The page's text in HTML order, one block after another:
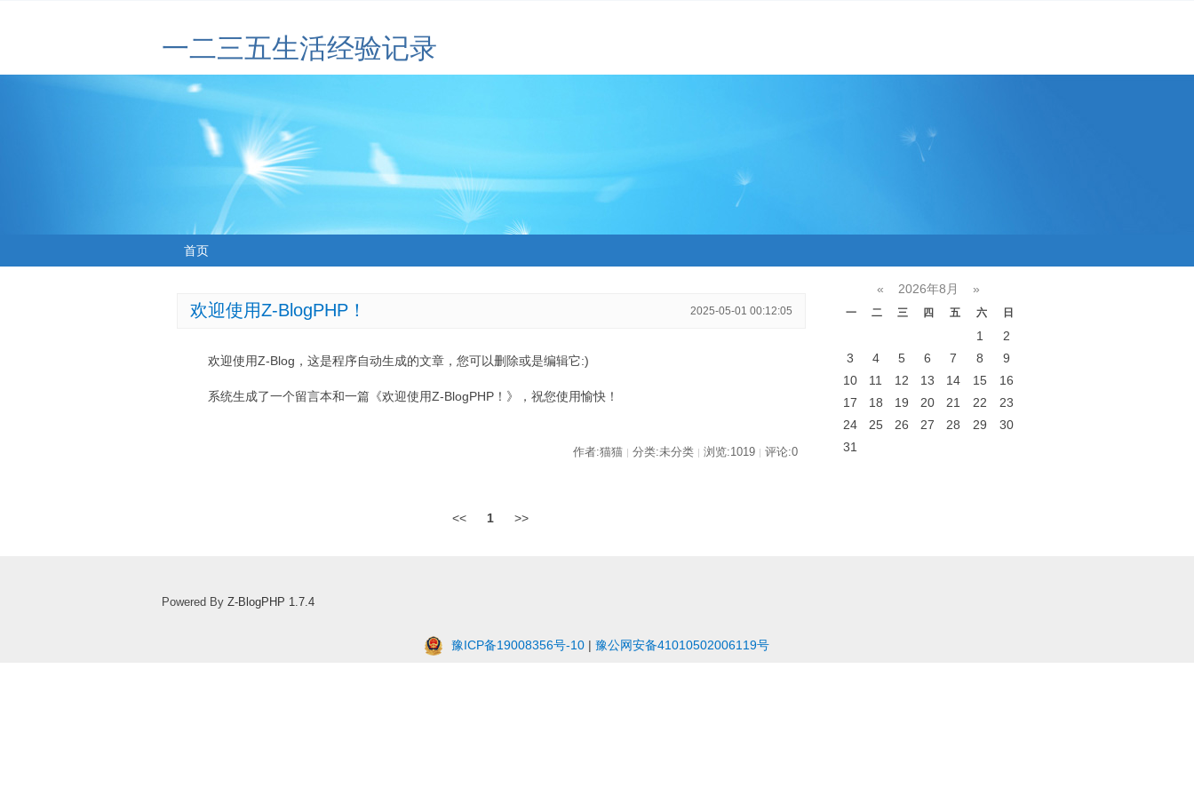
一二三五生活经验记录
首页
欢迎使用Z-BlogPHP！ 2025-05-01 00:12:05
欢迎使用Z-Blog，这是程序自动生成的文章，您可以删除或是编辑它:)
系统生成了一个留言本和一篇《欢迎使用Z-BlogPHP！》，祝您使用愉快！
作者:猫猫 | 分类:未分类 | 浏览:1019 | 评论:0
<< 1 >>
« 2026年8月 »
一 二 三 四 五 六 日
1
2
3
4 5 6 7 8
9
10
11 12 13 14 15
16
17
18 19 20 21 22
23
24
25 26 27 28 29
30
31
Powered By Z-BlogPHP 1.7.4
豫ICP备19008356号-10 | 豫公网安备41010502006119号